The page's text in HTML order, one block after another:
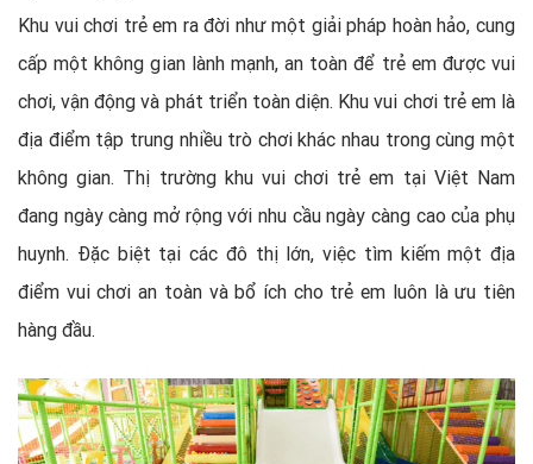
Khu vui chơi trẻ em ra đời như một giải pháp hoàn hảo, cung
cấp một không gian lành mạnh, an toàn để trẻ em được vui
chơi, vận động và phát triển toàn diện. Khu vui chơi trẻ em là
địa điểm tập trung nhiều trò chơi khác nhau trong cùng một
không gian. Thị trường khu vui chơi trẻ em tại Việt Nam
đang ngày càng mở rộng với nhu cầu ngày càng cao của phụ
huynh. Đặc biệt tại các đô thị lớn, việc tìm kiếm một địa
điểm vui chơi an toàn và bổ ích cho trẻ em luôn là ưu tiên
hàng đầu.